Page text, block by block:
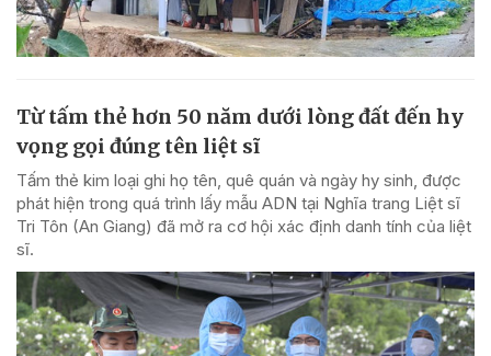
Từ tấm thẻ hơn 50 năm dưới lòng đất đến hy
vọng gọi đúng tên liệt sĩ
Tấm thẻ kim loại ghi họ tên, quê quán và ngày hy sinh, được
phát hiện trong quá trình lấy mẫu ADN tại Nghĩa trang Liệt sĩ
Tri Tôn (An Giang) đã mở ra cơ hội xác định danh tính của liệt
sĩ.